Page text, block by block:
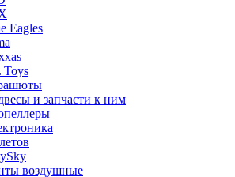
Eagles
Toys
и запчасти к ним
воздушные